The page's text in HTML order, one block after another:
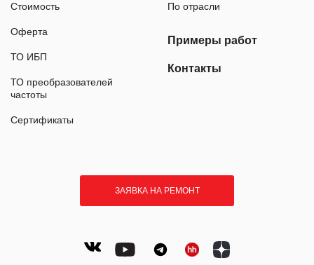
Стоимость
Оферта
ТО ИБП
ТО преобразователей
частоты
Сертификаты
По отрасли
Примеры работ
Контакты
ЗАЯВКА НА РЕМОНТ